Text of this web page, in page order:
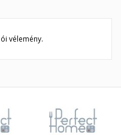
vélemény.